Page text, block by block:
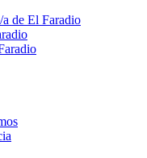
de El Faradio